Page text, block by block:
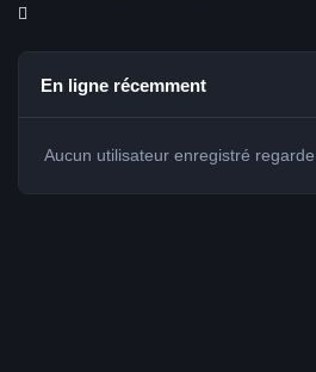
En ligne récemment
Aucun utilisateur enregistré regarde